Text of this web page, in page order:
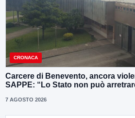
CRONACA
Carcere di Benevento, ancora
SAPPE: “Lo Stato non può
7 AGOSTO 2026